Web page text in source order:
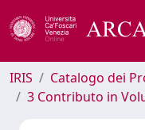
IRIS
Catalogo dei
3 Contributo in